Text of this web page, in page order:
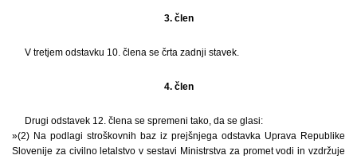
3. člen
V tretjem odstavku 10. člena se črta zadnji stavek.
4. člen
Drugi odstavek 12. člena se spremeni tako, da se glasi:
»(2) Na podlagi stroškovnih baz iz prejšnjega odstavka Uprava Republike
Slovenije za civilno letalstvo v sestavi Ministrstva za promet vodi in vzdržuje